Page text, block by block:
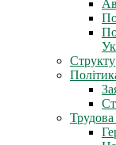
Трудова